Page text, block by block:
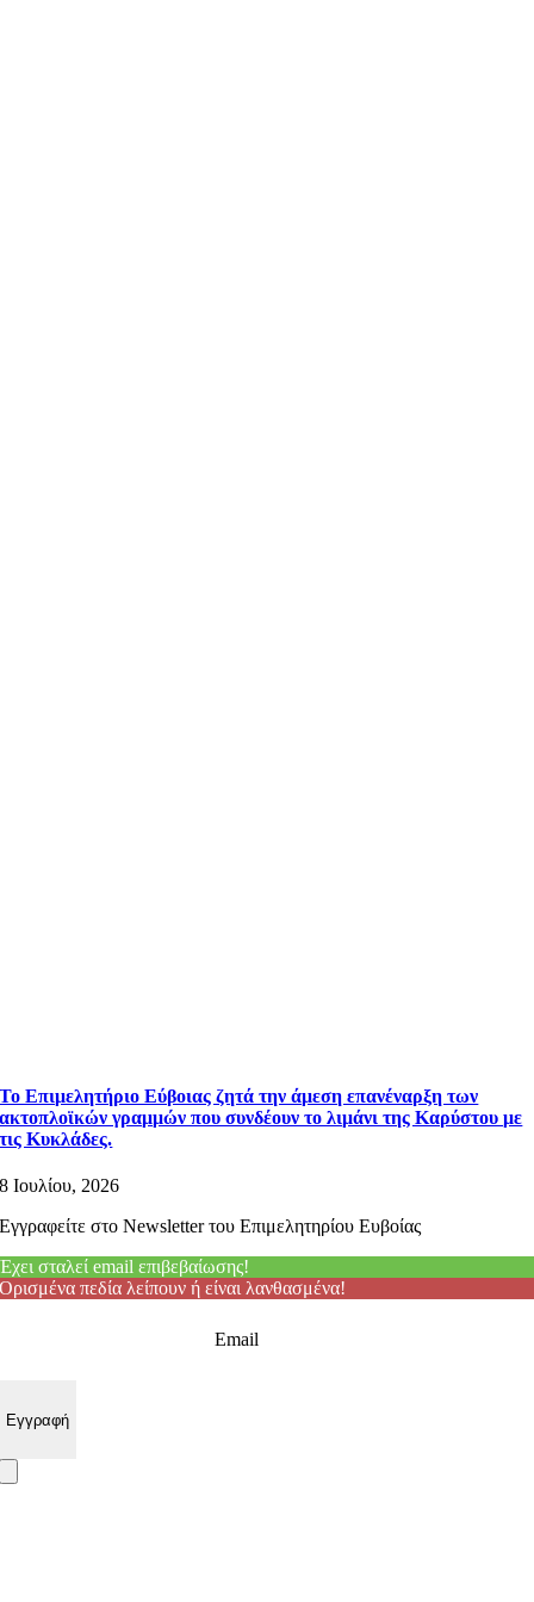
Το Επιμελητήριο Εύβοιας ζητά την άμεση επανέναρξη των
ακτοπλοϊκών γραμμών που συνδέουν το λιμάνι της Καρύστου με
τις Κυκλάδες.
8 Ιουλίου, 2026
Εγγραφείτε στο Newsletter του Επιμελητηρίου Ευβοίας
Έχει σταλεί email επιβεβαίωσης!
Ορισμένα πεδία λείπουν ή είναι λανθασμένα!
Email